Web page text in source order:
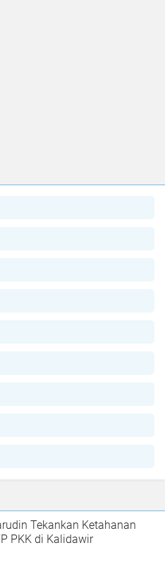
Tekankan Ketahanan
PKK di Kalidawir